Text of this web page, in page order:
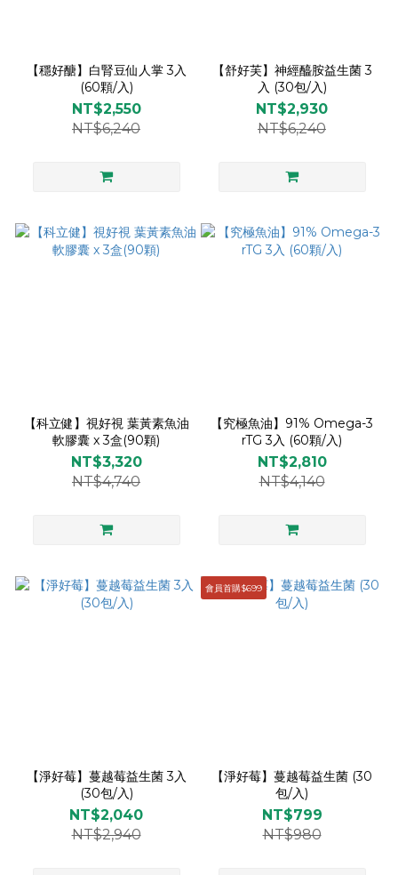
【穩好醣】白腎豆仙人掌 3入
(60顆/入)
NT$2,550
NT$6,240
【舒好芙】神經醯胺益生菌 3
入 (30包/入)
NT$2,930
NT$6,240
【科立健】視好視 葉黃素魚油
軟膠囊 x 3盒(90顆)
NT$3,320
NT$4,740
【究極魚油】91% Omega-3
rTG 3入 (60顆/入)
NT$2,810
NT$4,140
【淨好莓】蔓越莓益生菌 3入
(30包/入)
NT$2,040
NT$2,940
會員首購$699
【淨好莓】蔓越莓益生菌 (30
包/入)
NT$799
NT$980